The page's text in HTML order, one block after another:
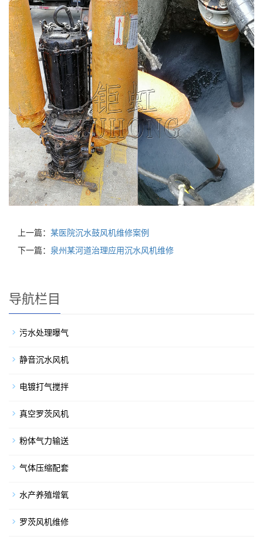
上一篇： 某医院沉水鼓风机维修案例
下一篇： 泉州某河道治理应用沉水风机维修
导航栏目
污水处理曝气
静音沉水风机
电镀打气搅拌
真空罗茨风机
粉体气力输送
气体压缩配套
水产养殖增氧
罗茨风机维修